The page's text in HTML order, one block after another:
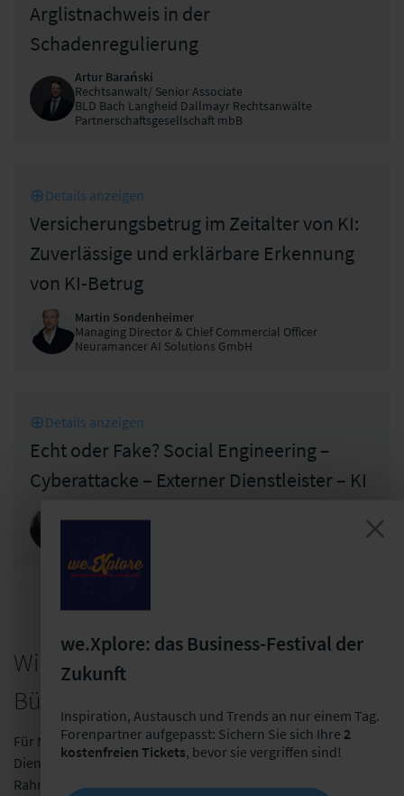
Arglistnachweis in der
Schadenregulierung
Artur Barański
Rechtsanwalt/ Senior Associate
BLD Bach Langheid Dallmayr Rechtsanwälte
Partnerschaftsgesellschaft mbB
Versicherungsbetrug im Zeitalter von KI:
Zuverlässige und erklärbare Erkennung
von KI-Betrug
Details anzeigen
Martin Sondenheimer
Managing Director & Chief Commercial Officer
Neuramancer AI Solutions GmbH
Echt oder Fake? Social Engineering –
Cyberattacke – Externer Dienstleister – KI
Details anzeigen
Wir überlassen Ihnen gern die
Bühne!
Für Mitarbeitende aus Versicherungshäusern,
Dienstleistungs-, und Beratungsunternehmen, gibt es im
Rahmen dieser Veranstaltung zahlreiche Möglichkeiten, um
we.Xplore: das Business-Festival der
Zukunft
Inspiration, Austausch und Trends an nur einem Tag.
Forenpartner aufgepasst: Sichern Sie sich Ihre 2
kostenfreien Tickets, bevor sie vergriffen sind!